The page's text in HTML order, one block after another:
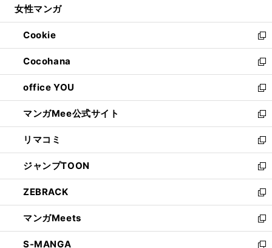
開
く
ウ
で
開
く
ン
ド
ウ
で
開
く
ウ
ィ
ン
ド
ウ
で
開
く
女性マンガ
Cookie
新
し
い
ウ
ィ
ン
ド
ウ
で
開
く
Cocohana
新
し
い
ウ
ィ
ン
ド
ウ
で
開
く
office YOU
新
し
い
ウ
ィ
ン
ド
ウ
で
開
く
マンガMee公式サイト
新
し
い
ウ
ィ
ン
ド
ウ
で
開
く
リマコミ
新
し
い
ウ
ィ
ン
ド
ウ
で
ジャンプTOON
新
し
い
ウ
ィ
ン
ド
ZEBRACK
新
し
い
ウ
ィ
マンガMeets
新
し
S-MANGA